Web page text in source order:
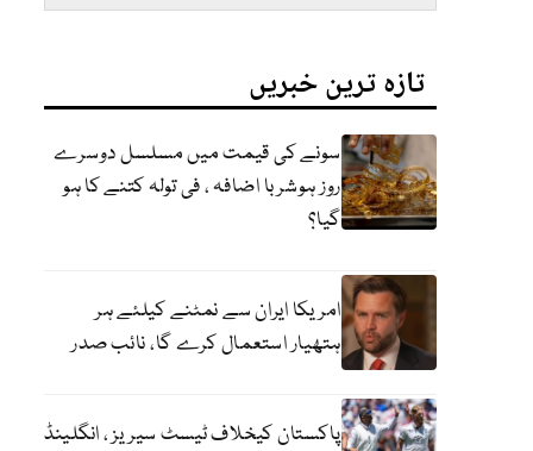
تازہ ترین خبریں
سونے کی قیمت میں مسلسل دوسرے
روز ہوشربا اضافہ ، فی تولہ کتنے کا ہو
گیا؟
امریکا ایران سے نمٹنے کیلئے ہر
ہتھیار استعمال کرے گا، نائب صدر
پاکستان کیخلاف ٹیسٹ سیریز ، انگلینڈ